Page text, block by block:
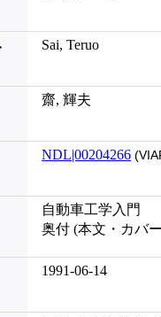
Sai, Teruo
齋, 輝夫
NDL|00204266
自動車工学入門
奥付 (本文・カバ
1991-06-14